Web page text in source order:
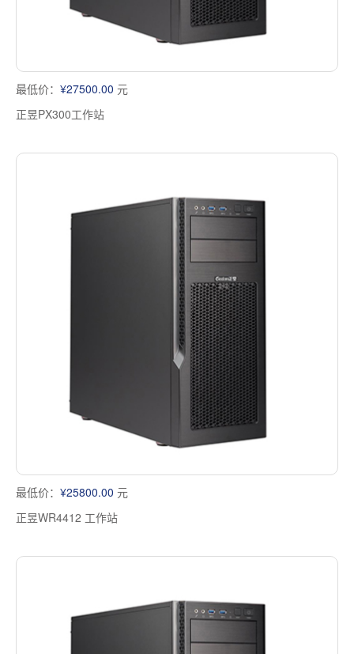
最低价： ¥27500.00 元
正昱PX300工作站
最低价： ¥25800.00 元
正昱WR4412 工作站